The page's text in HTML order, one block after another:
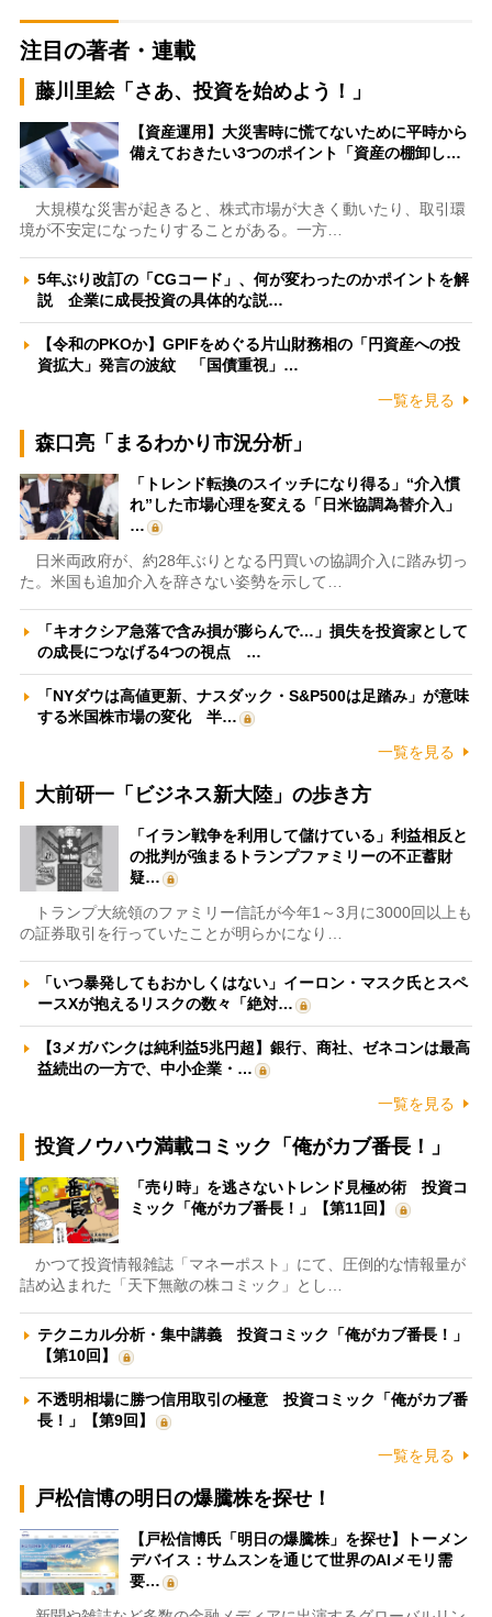
注目の著者・連載
藤川里絵「さあ、投資を始めよう！」
【資産運用】大災害時に慌てないために平時から
備えておきたい3つのポイント「資産の棚卸し…
大規模な災害が起きると、株式市場が大きく動いたり、取引環
境が不安定になったりすることがある。一方…
5年ぶり改訂の「CGコード」、何が変わったのかポイントを解
説 企業に成長投資の具体的な説…
【令和のPKOか】GPIFをめぐる片山財務相の「円資産への投
資拡大」発言の波紋 「国債重視」…
一覧を見る
森口亮「まるわかり市況分析」
「トレンド転換のスイッチになり得る」“介入慣
れ”した市場心理を変える「日米協調為替介入」
…
日米両政府が、約28年ぶりとなる円買いの協調介入に踏み切っ
た。米国も追加介入を辞さない姿勢を示して…
「キオクシア急落で含み損が膨らんで…」損失を投資家として
の成長につなげる4つの視点 …
「NYダウは高値更新、ナスダック・S&P500は足踏み」が意味
する米国株市場の変化 半…
一覧を見る
大前研一「ビジネス新大陸」の歩き方
「イラン戦争を利用して儲けている」利益相反と
の批判が強まるトランプファミリーの不正蓄財
疑…
トランプ大統領のファミリー信託が今年1～3月に3000回以上も
の証券取引を行っていたことが明らかになり…
「いつ暴発してもおかしくはない」イーロン・マスク氏とスペ
ースXが抱えるリスクの数々「絶対…
【3メガバンクは純利益5兆円超】銀行、商社、ゼネコンは最高
益続出の一方で、中小企業・…
一覧を見る
投資ノウハウ満載コミック「俺がカブ番長！」
「売り時」を逃さないトレンド見極め術 投資コ
ミック「俺がカブ番長！」【第11回】
かつて投資情報雑誌「マネーポスト」にて、圧倒的な情報量が
詰め込まれた「天下無敵の株コミック」とし…
テクニカル分析・集中講義 投資コミック「俺がカブ番長！」
【第10回】
不透明相場に勝つ信用取引の極意 投資コミック「俺がカブ番
長！」【第9回】
一覧を見る
戸松信博の明日の爆騰株を探せ！
【戸松信博氏「明日の爆騰株」を探せ】トーメン
デバイス：サムスンを通じて世界のAIメモリ需
要…